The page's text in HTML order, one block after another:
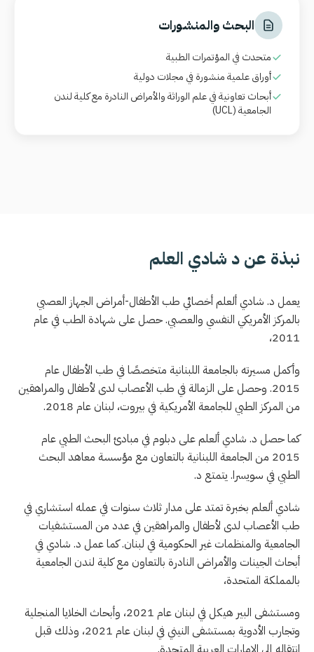
البحث والمنشورات
متحدث في المؤتمرات الطبية
أوراق علمية منشورة في مجلات دولية
أبحاث تعاونية في علم الوراثة والأمراض النادرة مع كلية لندن
الجامعية(UCL)
نبذة عن د شادي العلم
يعمل د. شادي ألعلم أخصائي طب الأطفال-أمراض الجهاز العصبي
بالمركز الأمريكي النفسي والعصبي. حصل على شهادة الطب في عام
2011،
وأكمل مسيرته بالجامعة اللبنانية متخصصًا في طب الأطفال عام
2015. وحصل على الزمالة في طب الأعصاب لدى لأطفال والمراهقين
من المركز الطبي للجامعة الأمريكية في بيروت، لبنان عام 2018.
كما حصل د. شادي ألعلم على دبلوم في مبادئ البحث الطبي عام
2015 من الجامعة اللبنانية بالتعاون مع مؤسسة معاهد البحث
الطبي في سويسرا. يتمتع د.
شادي ألعلم بخبرة تمتد على مدار ثلاث سنوات في عمله استشاري في
طب الأعصاب لدى لأطفال والمراهقين في عدد من المستشفيات
الجامعية والمنظمات غير الحكومية في لبنان. كما عمل د. شادي في
أبحاث الجينات والأمراض النادرة بالتعاون مع كلية لندن الجامعية
بالمملكة المتحدة،
ومستشفى البير هيكل في لبنان عام 2021، وأبحاث الخلايا المنجلية
وتجارب الأدوية بمستشفى النيني في لبنان عام 2021، وذلك قبل